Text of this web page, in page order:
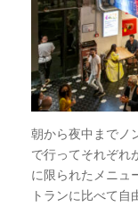
朝から夜中までノ
で行ってそれぞれ
に限られたメニュ
トランに比べて自